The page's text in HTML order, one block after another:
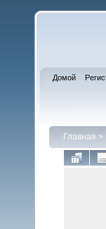
Домой
Главная >